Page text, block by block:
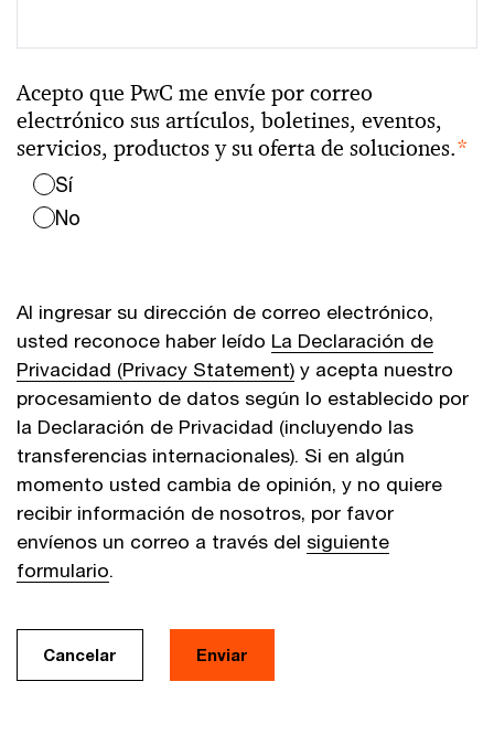
Acepto que PwC me envíe por correo
electrónico sus artículos, boletines, eventos,
servicios, productos y su oferta de soluciones.*
Sí
No
Al ingresar su dirección de correo electrónico,
usted reconoce haber leído La Declaración de
Privacidad (Privacy Statement) y acepta nuestro
procesamiento de datos según lo establecido por
la Declaración de Privacidad (incluyendo las
transferencias internacionales). Si en algún
momento usted cambia de opinión, y no quiere
recibir información de nosotros, por favor
envíenos un correo a través del siguiente
formulario.
Cancelar Enviar